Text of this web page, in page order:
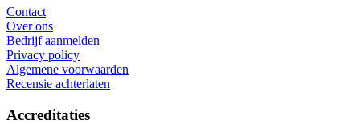
Contact
Over ons
Bedrijf aanmelden
Privacy policy
Algemene voorwaarden
Recensie achterlaten
Accreditaties